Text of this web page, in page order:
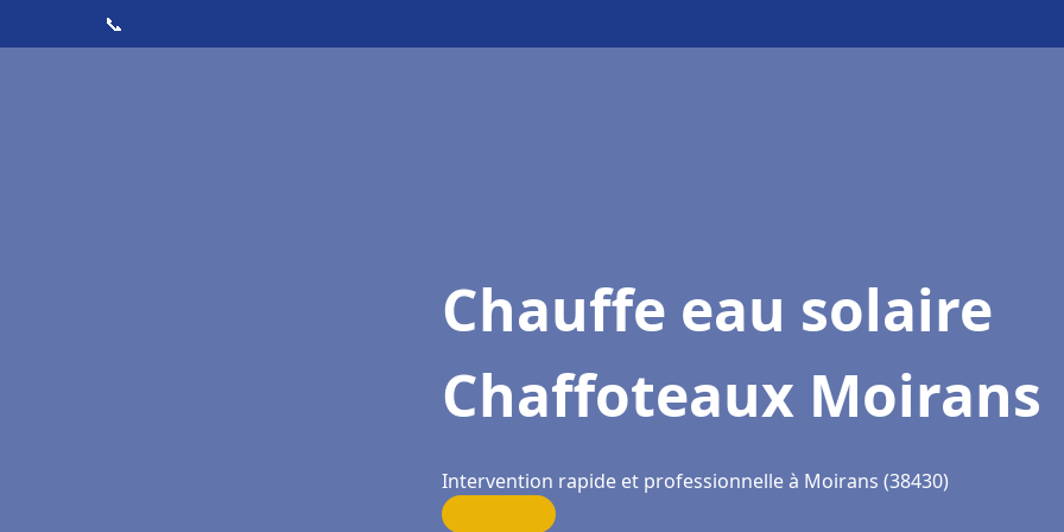
📞
Chauffe eau solaire
Chaffoteaux Moirans
Intervention rapide et professionnelle à Moirans (38430)